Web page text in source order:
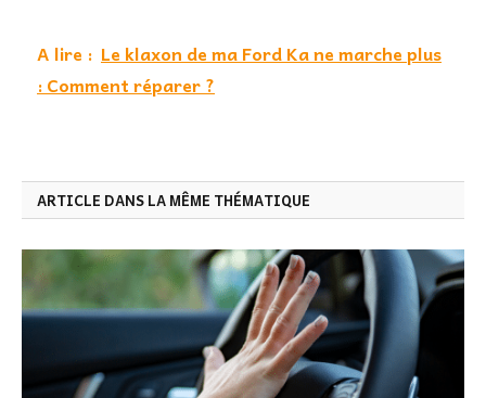
A lire : Le klaxon de ma Ford Ka ne marche plus
: Comment réparer ?
ARTICLE DANS LA MÊME THÉMATIQUE